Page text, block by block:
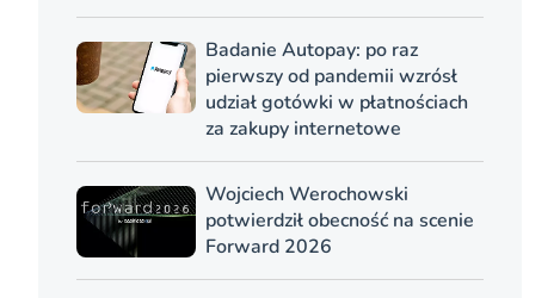
Badanie Autopay: po raz
pierwszy od pandemii wzrósł
udział gotówki w płatnościach
za zakupy internetowe
Wojciech Werochowski
potwierdził obecność na scenie
Forward 2026